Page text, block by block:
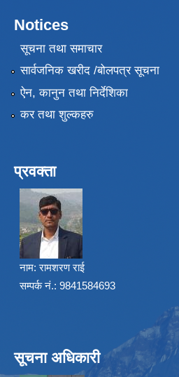
Notices
सूचना तथा समाचार
सार्वजनिक खरीद /बोलपत्र सूचना
ऐन, कानुन तथा निर्देशिका
कर तथा शुल्कहरु
प्रवक्ता
नाम: रामशरण राई
सम्पर्क नं.: 9841584693
सूचना अधिकारी